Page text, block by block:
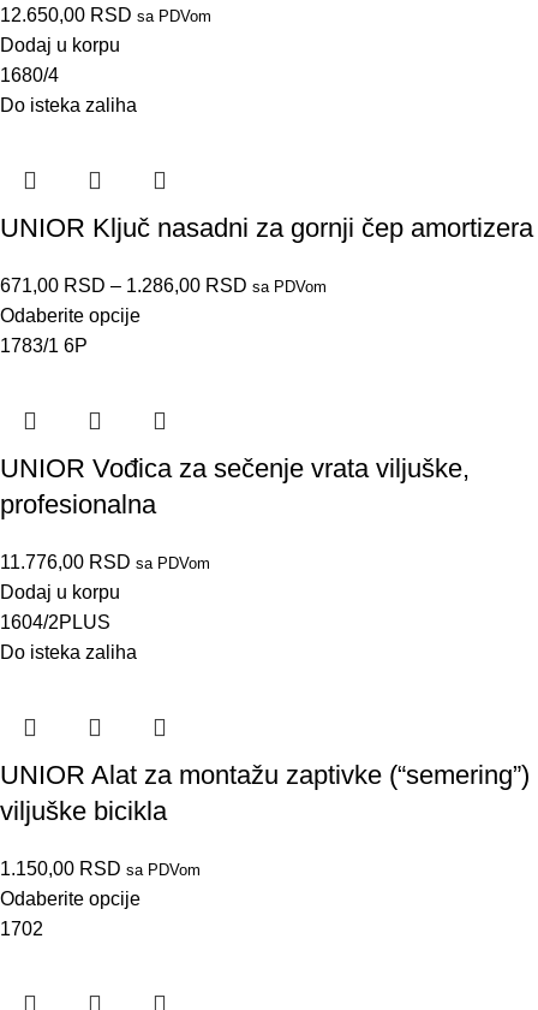
12.650,00 RSD sa PDVom
Dodaj u korpu
1680/4
Do isteka zaliha
UNIOR Ključ nasadni za gornji čep amortizera
671,00 RSD – 1.286,00 RSD sa PDVom
Odaberite opcije
1783/1 6P
UNIOR Vođica za sečenje vrata viljuške,
profesionalna
11.776,00 RSD sa PDVom
Dodaj u korpu
1604/2PLUS
Do isteka zaliha
UNIOR Alat za montažu zaptivke (“semering”)
viljuške bicikla
1.150,00 RSD sa PDVom
Odaberite opcije
1702